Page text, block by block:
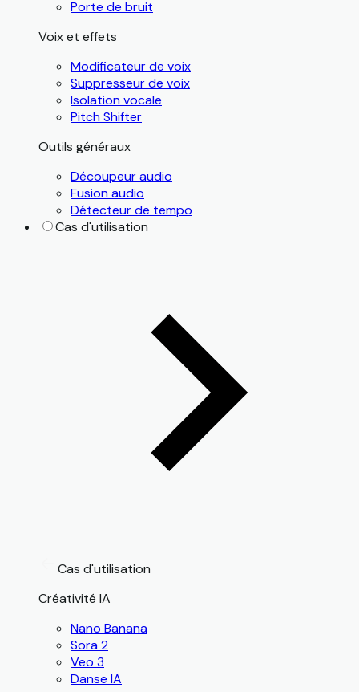
Porte de bruit
Voix et effets
Modificateur de voix
Suppresseur de voix
Isolation vocale
Pitch Shifter
Outils généraux
Découpeur audio
Fusion audio
Détecteur de tempo
Cas d'utilisation
Cas d'utilisation
Créativité IA
Nano Banana
Sora 2
Veo 3
Danse IA